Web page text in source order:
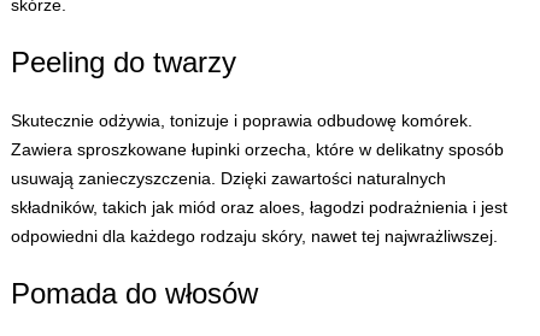
skórze.
Peeling do twarzy
Skutecznie odżywia, tonizuje i poprawia odbudowę komórek.
Zawiera sproszkowane łupinki orzecha, które w delikatny sposób
usuwają zanieczyszczenia. Dzięki zawartości naturalnych
składników, takich jak miód oraz aloes, łagodzi podrażnienia i jest
odpowiedni dla każdego rodzaju skóry, nawet tej najwrażliwszej.
Pomada do włosów